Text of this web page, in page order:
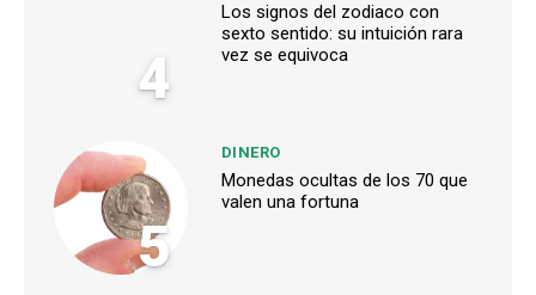
4
Los signos del zodiaco con
sexto sentido: su intuición rara
vez se equivoca
5
DINERO
Monedas ocultas de los 70 que
valen una fortuna